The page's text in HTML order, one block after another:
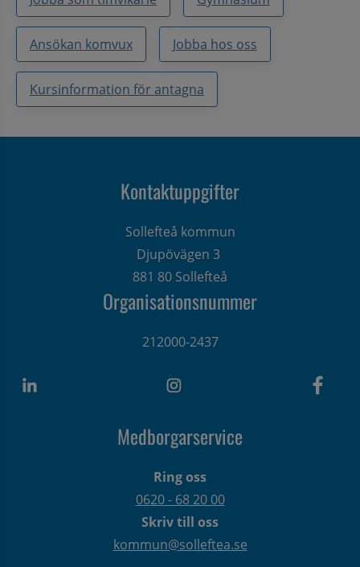
Ansökan komvux Jobba hos oss
Kursinformation för antagna
Kontaktuppgifter
Sollefteå kommun
Djupövägen 3
881 80 Sollefteå
Organisationsnummer
212000-2437
Medborgarservice
Ring oss
0620 - 68 20 00
Skriv till oss
kommun@solleftea.se